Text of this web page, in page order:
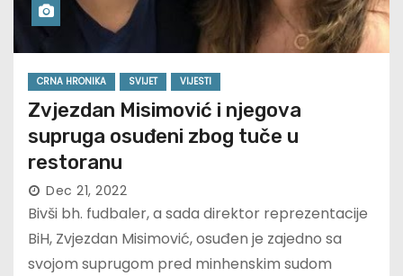
CRNA HRONIKA SVIJET VIJESTI
Zvjezdan Misimović i njegova
supruga osuđeni zbog tuče u
restoranu
Dec 21, 2022
Bivši bh. fudbaler, a sada direktor reprezentacije
BiH, Zvjezdan Misimović, osuđen je zajedno sa
svojom suprugom pred minhenskim sudom